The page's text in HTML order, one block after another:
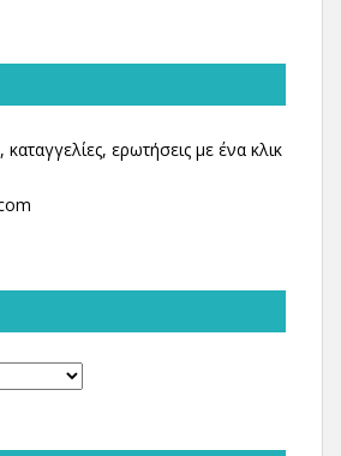
καταγγελίες, ερωτήσεις με ένα κλικ